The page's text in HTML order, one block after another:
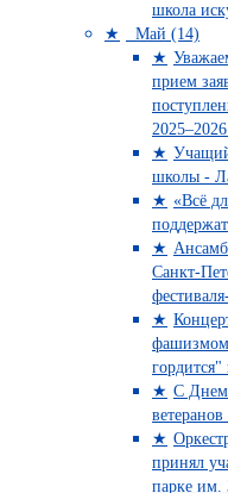
школа
Май (14)
прием
школы -
«Всё
Санкт-
фашизмом
С Днем
принял
парке им.